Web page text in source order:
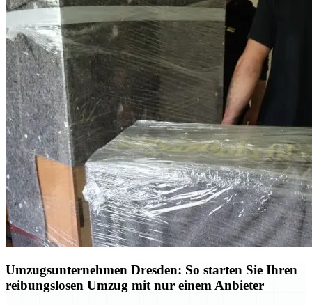
Umzugsunternehmen Dresden: So starten Sie Ihren
reibungslosen Umzug mit nur einem Anbieter